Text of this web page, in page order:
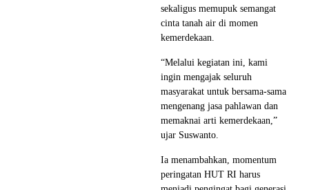
sekaligus memupuk semangat
cinta tanah air di momen
kemerdekaan.
“Melalui kegiatan ini, kami
ingin mengajak seluruh
masyarakat untuk bersama-sama
mengenang jasa pahlawan dan
memaknai arti kemerdekaan,”
ujar Suswanto.
Ia menambahkan, momentum
peringatan HUT RI harus